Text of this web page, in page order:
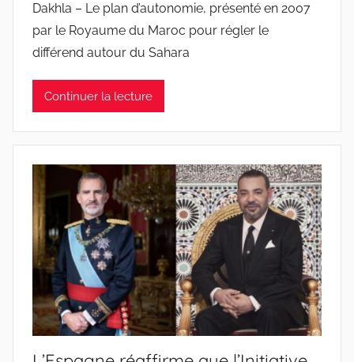
Dakhla – Le plan d’autonomie, présenté en 2007
par le Royaume du Maroc pour régler le
différend autour du Sahara
Continuer la lecture